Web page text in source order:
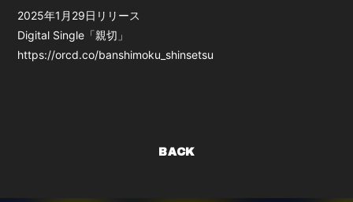
2025年1月29日リリース
Digital Single「親切」
https://orcd.co/banshimoku_shinsetsu
BACK